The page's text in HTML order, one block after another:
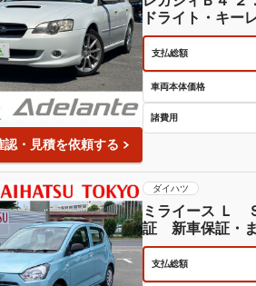
認・見積を依頼する
ドライト・キー
ミラー・パワー
支払総額
車両本体価格
諸費用
ダイハツ
ミライース Ｌ
証 新車保証・
ｏｔｈ／ＵＳＢ
支払総額